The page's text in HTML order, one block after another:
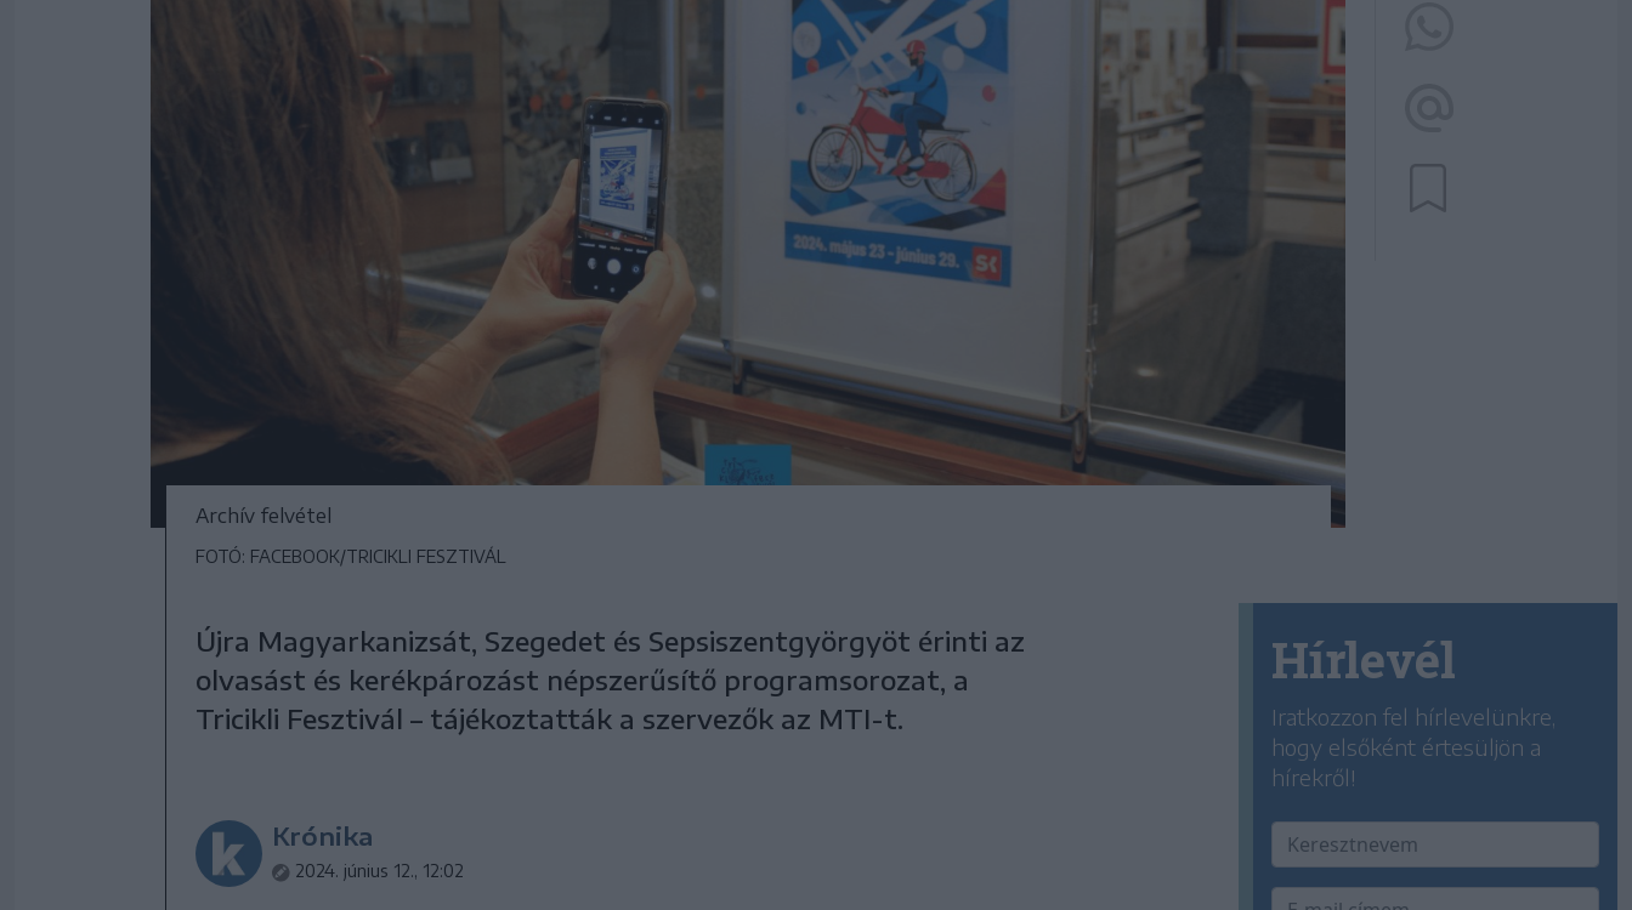
Archív felvétel
FOTÓ: FACEBOOK/TRICIKLI FESZTIVÁL
Újra Magyarkanizsát, Szegedet és Sepsiszentgyörgyöt érinti az
olvasást és kerékpározást népszerűsítő programsorozat, a
Tricikli Fesztivál – tájékoztatták a szervezők az MTI-t.
Krónika
2024. június 12., 12:02
Hírlevél
Iratkozzon fel hírlevelünkre,
hogy elsőként értesüljön a
hírekről!